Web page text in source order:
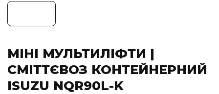
МІНІ МУЛЬТИЛІФТИ |
СМІТТЄВОЗ КОНТЕЙНЕРНИЙ
ISUZU NQR90L-K